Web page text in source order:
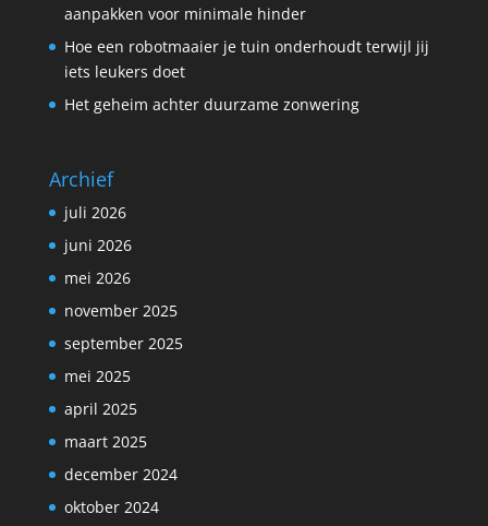
aanpakken voor minimale hinder
Hoe een robotmaaier je tuin onderhoudt terwijl jij
iets leukers doet
Het geheim achter duurzame zonwering
Archief
juli 2026
juni 2026
mei 2026
november 2025
september 2025
mei 2025
april 2025
maart 2025
december 2024
oktober 2024